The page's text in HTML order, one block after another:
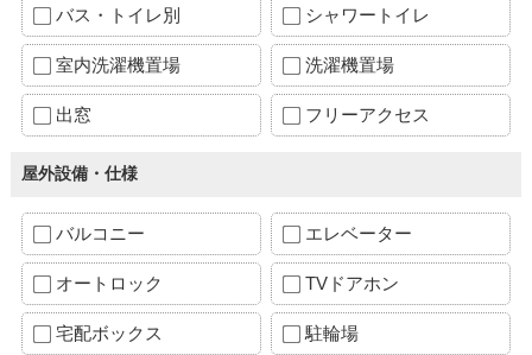
バス・トイレ別 シャワートイレ
室内洗濯機置場 洗濯機置場
出窓 フリーアクセス
屋外設備・仕様
バルコニー エレベーター
オートロック TVドアホン
宅配ボックス 駐輪場